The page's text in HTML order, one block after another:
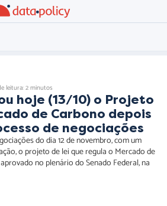
leitura: 2 minutos
hoje (13/10) o Projeto
de Carbono depois
de negociações
do dia 12 de novembro, com um
o projeto de lei que regula o Mercado de
no plenário do Senado Federal, na